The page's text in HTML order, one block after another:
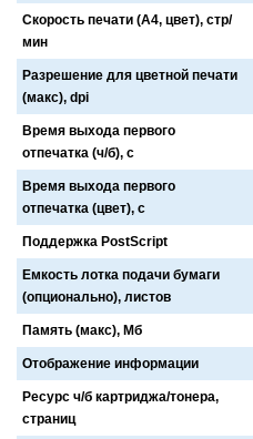
Скорость печати (А4, цвет), стр/
мин
Разрешение для цветной печати
(макс), dpi
Время выхода первого
отпечатка (ч/б), с
Время выхода первого
отпечатка (цвет), с
Поддержка PostScript
Емкость лотка подачи бумаги
(опционально), листов
Память (макс), Мб
Отображение информации
Ресурс ч/б картриджа/тонера,
страниц